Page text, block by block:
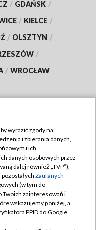
/ GDAŃSK /
/ KIELCE /
/ OLSZTYN /
/
/ WROCŁAW
wyrazić zgody na
i zbierania danych,
i ich
danych osobowych przez
dalej również „TVP”),
pozostałych Zaufanych
(w tym do
Twoich zainteresowań i
wskazujemy poniżej, a
PPID do Google.